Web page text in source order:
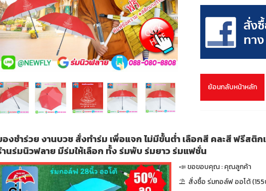
ย้อนกลับหน้าหลัก
งชำร่วย งานบวช สั่งทำร่ม เพื่อแจก ไม่มีขั้นต่ำ เลือกสี คละสี ฟรีสติ
นร่มนิวฟลาย มีร่มให้เลือก ทั้ง ร่มพับ ร่มยาว ร่มแฟชั่น
📣 ขอขอบคุณ : คุณลูกค้า
⛱ สั่งซื้อ ร่มกอล์ฟ ออโต้ (155